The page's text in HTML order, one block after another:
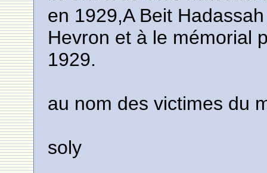
en 1929,A Beit
Hevron et à le mémorial
1929.
au nom des victimes du
soly